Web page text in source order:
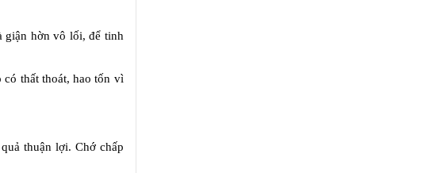
giận hờn vô lối, để tinh
thất thoát, hao tốn vì
thuận lợi. Chớ chấp